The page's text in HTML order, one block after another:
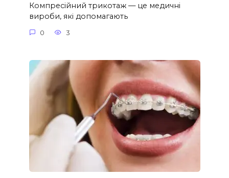
Компресійний трикотаж — це медичні
вироби, які допомагають
0 3